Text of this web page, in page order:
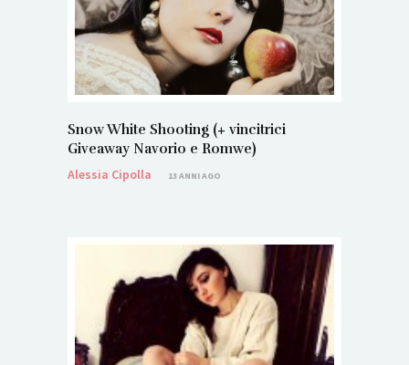
Snow White Shooting (+ vincitrici
Giveaway Navorio e Romwe)
Alessia Cipolla
13 ANNI AGO